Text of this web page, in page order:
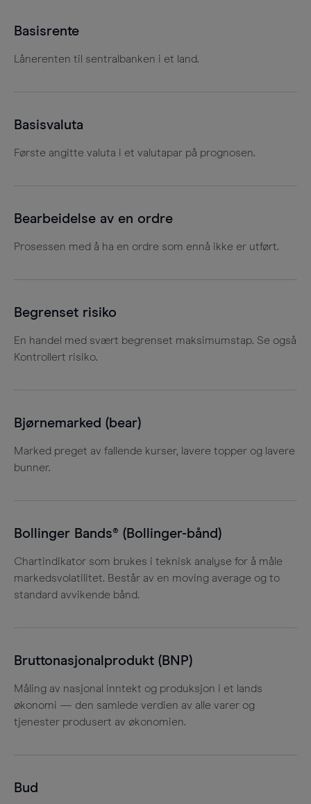
Basisrente
Lånerenten til sentralbanken i et land.
Basisvaluta
Første angitte valuta i et valutapar på prognosen.
Bearbeidelse av en ordre
Prosessen med å ha en ordre som ennå ikke er utført.
Begrenset risiko
En handel med svært begrenset maksimumstap. Se også
Kontrollert risiko.
Bjørnemarked (bear)
Marked preget av fallende kurser, lavere topper og lavere
bunner.
Bollinger Bands® (Bollinger-bånd)
Chartindikator som brukes i teknisk analyse for å måle
markedsvolatilitet. Består av en moving average og to
standard avvikende bånd.
Bruttonasjonalprodukt (BNP)
Måling av nasjonal inntekt og produksjon i et lands
økonomi — den samlede verdien av alle varer og
tjenester produsert av økonomien.
Bud